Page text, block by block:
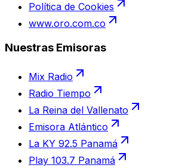
Política de Cookies
www.oro.com.co
Nuestras Emisoras
Mix Radio
Radio Tiempo
La Reina del Vallenato
Emisora Atlántico
La KY 92.5 Panamá
Play 103.7 Panamá